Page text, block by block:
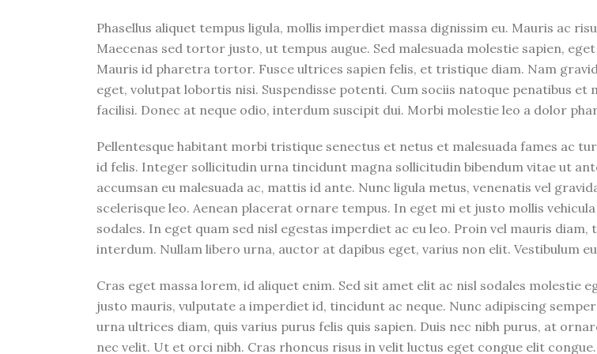
Phasellus aliquet tempus ligula, mollis imperdiet massa dignissim eu. Mauris ac
Maecenas sed tortor justo, ut tempus augue. Sed malesuada molestie sapien,
Mauris id pharetra tortor. Fusce ultrices sapien felis, et tristique diam. Nam
eget, volutpat lobortis nisi. Suspendisse potenti. Cum sociis natoque penatibus
facilisi. Donec at neque odio, interdum suscipit dui. Morbi molestie leo a dolor
Pellentesque habitant morbi tristique senectus et netus et malesuada fames ac
id felis. Integer sollicitudin urna tincidunt magna sollicitudin bibendum vitae ut
accumsan eu malesuada ac, mattis id ante. Nunc ligula metus, venenatis vel
scelerisque leo. Aenean placerat ornare tempus. In eget mi et justo mollis
sodales. In eget quam sed nisl egestas imperdiet ac eu leo. Proin vel mauris
interdum. Nullam libero urna, auctor at dapibus eget, varius non elit. Vestibulum
Cras eget massa lorem, id aliquet enim. Sed sit amet elit ac nisl sodales
justo mauris, vulputate a imperdiet id, tincidunt ac neque. Nunc adipiscing
urna ultrices diam, quis varius purus felis quis sapien. Duis nec nibh purus, at
nec velit. Ut et orci nibh. Cras rhoncus risus in velit luctus eget congue elit